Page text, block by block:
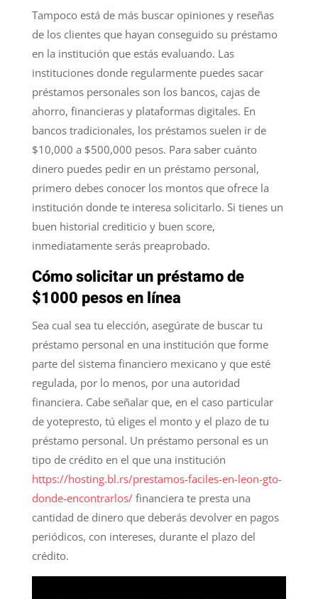
Tampoco está de más buscar opiniones y reseñas
de los clientes que hayan conseguido su préstamo
en la institución que estás evaluando. Las
instituciones donde regularmente puedes sacar
préstamos personales son los bancos, cajas de
ahorro, financieras y plataformas digitales. En
bancos tradicionales, los préstamos suelen ir de
$10,000 a $500,000 pesos. Para saber cuánto
dinero puedes pedir en un préstamo personal,
primero debes conocer los montos que ofrece la
institución donde te interesa solicitarlo. Si tienes un
buen historial crediticio y buen score,
inmediatamente serás preaprobado.
Cómo solicitar un préstamo de
$1000 pesos en línea
Sea cual sea tu elección, asegúrate de buscar tu
préstamo personal en una institución que forme
parte del sistema financiero mexicano y que esté
regulada, por lo menos, por una autoridad
financiera. Cabe señalar que, en el caso particular
de yotepresto, tú eliges el monto y el plazo de tu
préstamo personal. Un préstamo personal es un
tipo de crédito en el que una institución
https://hosting.bl.rs/prestamos-faciles-en-leon-gto-
donde-encontrarlos/financiera te presta una
cantidad de dinero que deberás devolver en pagos
periódicos, con intereses, durante el plazo del
crédito.